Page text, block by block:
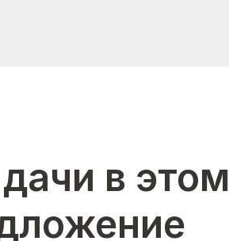
в этом